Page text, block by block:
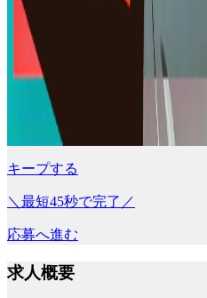
キープする
＼最短45秒で完了／
応募へ進む
求人概要